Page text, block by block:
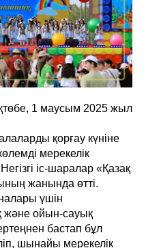
1 маусым 2025 жыл
қорғау күніне
мерекелік
іс-шаралар «Қазақ
жанында өтті.
үшін
ойын-сауық
бастап бұл
шынайы мерекелік